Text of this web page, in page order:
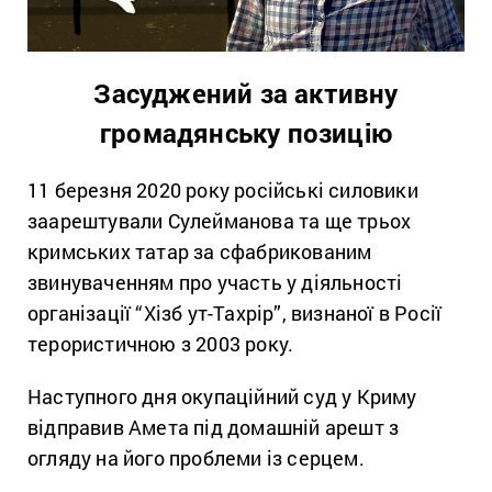
Засуджений за активну
громадянську позицію
11 березня 2020 року російські силовики
заарештували Сулейманова та ще трьох
кримських татар за сфабрикованим
звинуваченням про участь у діяльності
організації “Хізб ут-Тахрір”, визнаної в Росії
терористичною з 2003 року.
Наступного дня окупаційний суд у Криму
відправив Амета під домашній арешт з
огляду на його проблеми із серцем.